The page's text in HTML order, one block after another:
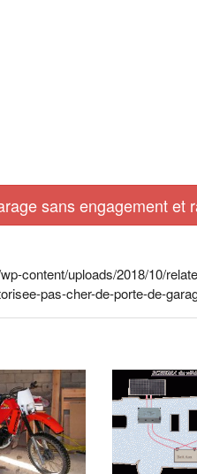
sans engagement et
content/uploads/2018/10/
pas-cher-de-porte-de-